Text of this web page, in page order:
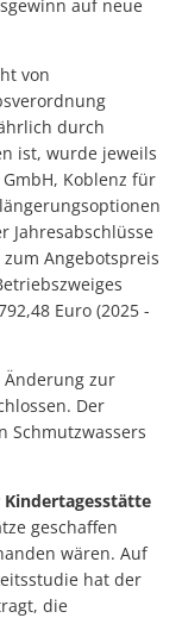
auf neue
von
durch
ist, wurde jeweils
Koblenz für
Jahresabschlüsse
Angebotspreis
Euro (2025 -
zur
Der
Schmutzwassers
geschaffen
wären. Auf
hat der
die